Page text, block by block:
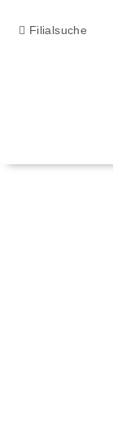
Filialsuche